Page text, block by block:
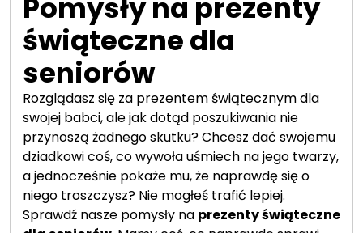
ó
l
o
y
c
h
z
k
o
n
o
Pomysły na prezenty
świąteczne dla
seniorów
Rozglądasz się za prezentem świątecznym dla
swojej babci, ale jak dotąd poszukiwania nie
przynoszą żadnego skutku? Chcesz dać swojemu
dziadkowi coś, co wywoła uśmiech na jego twarzy,
a jednocześnie pokaże mu, że naprawdę się o
niego troszczysz? Nie mogłeś trafić lepiej.
Sprawdź nasze pomysły na prezenty świąteczne